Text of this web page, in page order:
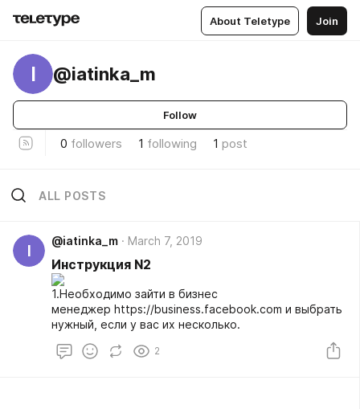
About Teletype Join
I @iatinka_m
Follow
0 followers 1 following 1 post
ALL POSTS
I
@iatinka_m March 7, 2019
Инструкция N2
1.Необходимо зайти в бизнес
менеджер https://business.facebook.com и выбрать
нужный, если у вас их несколько.
2